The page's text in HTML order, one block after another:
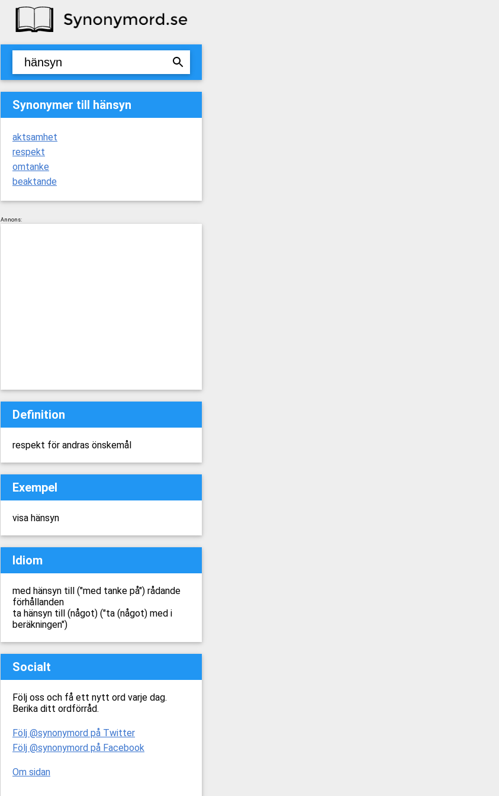
Synonymer till hänsyn
aktsamhet
respekt
omtanke
beaktande
Annons:
Definition
respekt för andras önskemål
Exempel
visa hänsyn
Idiom
med hänsyn till ("med tanke på") rådande
förhållanden
ta hänsyn till (något) ("ta (något) med i
beräkningen")
Socialt
Följ oss och få ett nytt ord varje dag.
Berika ditt ordförråd.
Följ @synonymord på Twitter
Följ @synonymord på Facebook
Om sidan